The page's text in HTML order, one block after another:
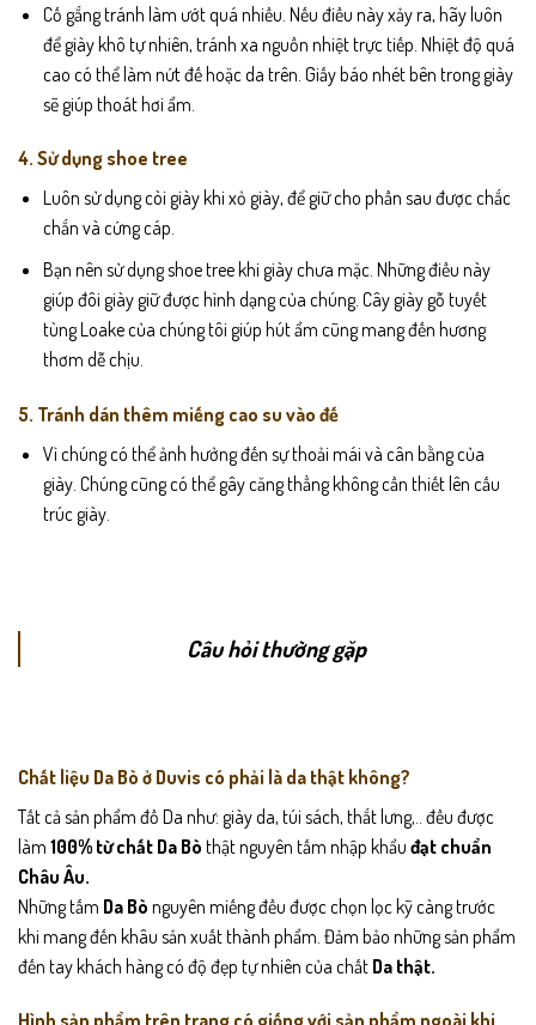
Cố gắng tránh làm ướt quá nhiều. Nếu điều này xảy ra, hãy luôn
để giày khô tự nhiên, tránh xa nguồn nhiệt trực tiếp. Nhiệt độ quá
cao có thể làm nứt đế hoặc da trên. Giấy báo nhét bên trong giày
sẽ giúp thoát hơi ẩm.
4. Sử dụng shoe tree
Luôn sử dụng còi giày khi xỏ giày, để giữ cho phần sau được chắc
chắn và cứng cáp.
Bạn nên sử dụng shoe tree khi giày chưa mặc. Những điều này
giúp đôi giày giữ được hình dạng của chúng. Cây giày gỗ tuyết
tùng Loake của chúng tôi giúp hút ẩm cũng mang đến hương
thơm dễ chịu.
5. Tránh dán thêm miếng cao su vào đế
Vì chúng có thể ảnh hưởng đến sự thoải mái và cân bằng của
giày. Chúng cũng có thể gây căng thẳng không cần thiết lên cấu
trúc giày.
Câu hỏi thường gặp
Chất liệu Da Bò ở Duvis có phải là da thật không?
Tất cả sản phẩm đồ Da như: giày da, túi sách, thắt lưng,.. đều được
làm 100% từ chất Da Bò thật nguyên tấm nhập khẩu đạt chuẩn
Châu Âu.
Những tấm Da Bò nguyên miếng đều được chọn lọc kỹ càng trước
khi mang đến khâu sản xuất thành phẩm. Đảm bảo những sản phẩm
đến tay khách hàng có độ đẹp tự nhiên của chất Da thật.